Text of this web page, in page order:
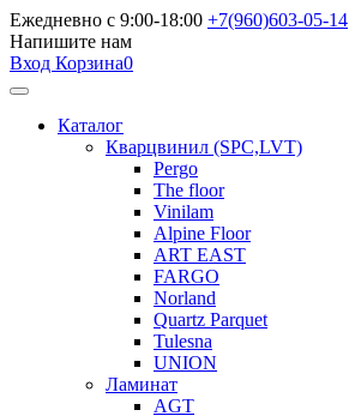
Ежедневно с 9:00-18:00 +7(960)603-05-14
Напишите нам
Вход Корзина0
Каталог
Кварцвинил (SPC,LVT)
Pergo
The floor
Vinilam
Alpine Floor
ART EAST
FARGO
Norland
Quartz Parquet
Tulesna
UNION
Ламинат
AGT